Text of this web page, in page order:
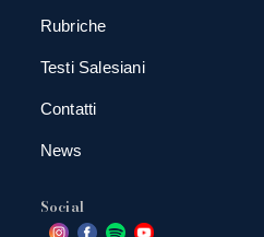
Rubriche
Testi Salesiani
Contatti
News
Social